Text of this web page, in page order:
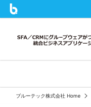
ブルーテック株式会社 Home